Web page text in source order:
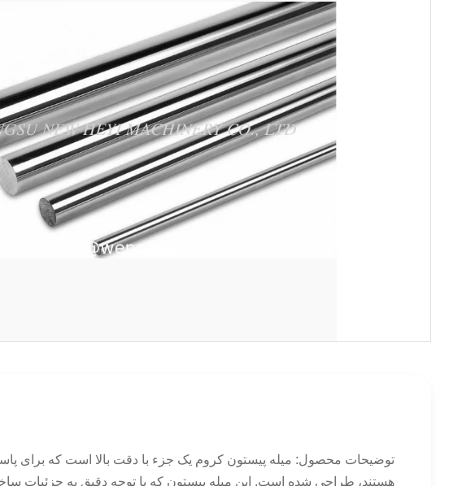
توضیحات محصول: میله پیستون کروم یک جزء با دقت بالا است که برای
هستند، طراحی شده است. این میله پیستون که با توجه دقیق به جزئیات